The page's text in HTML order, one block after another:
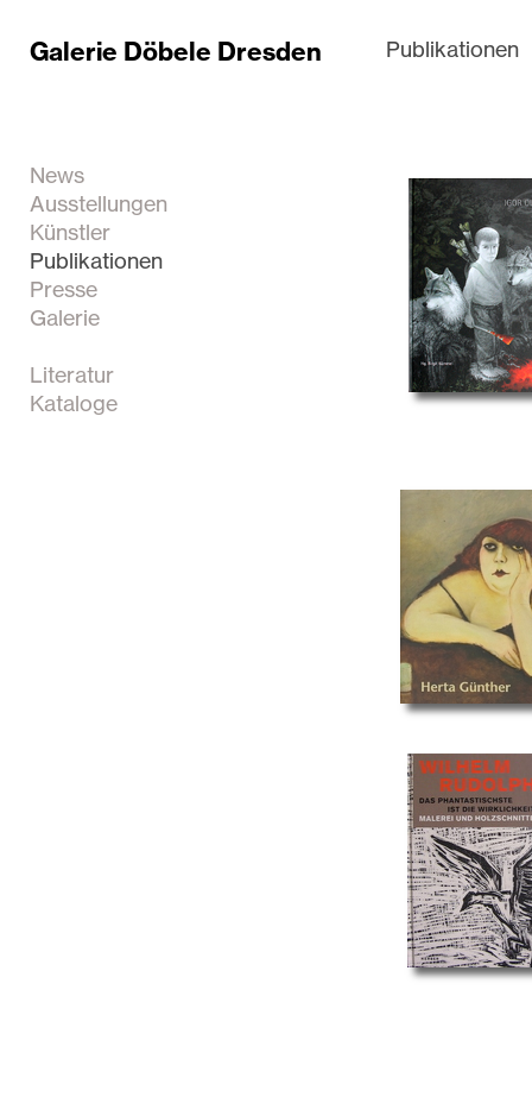
Galerie Döbele Dresden Publikationen
News
Ausstellungen
Künstler
Publikationen
Presse
Galerie
Literatur
Kataloge